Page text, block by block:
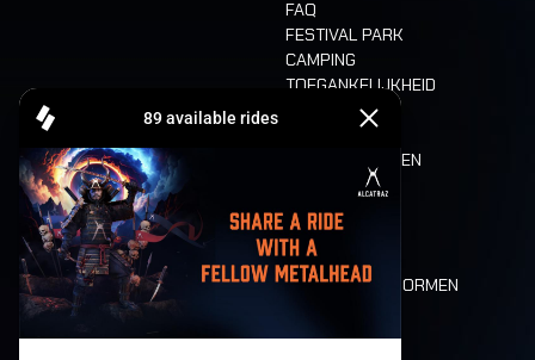
FAQ
FESTIVAL PARK
CAMPING
TOEGANKELIJKHEID
CASHLESS
ETEN EN DRINKEN
MOBILITEIT
LONE WOLVES
PLATTEGROND
DEATH RIDE
WAARDEN EN NORMEN
HISTORIEK